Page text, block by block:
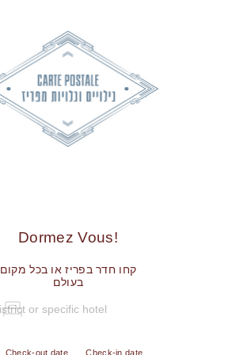
!Dormez Vous
קחו חדר בפריז או בכל מקום
בעולם
Check-in date
Check-out date